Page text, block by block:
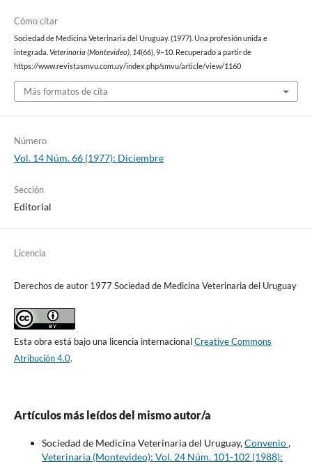
Cómo citar
Sociedad de Medicina Veterinaria del Uruguay. (1977). Una profesión unida e
integrada.Veterinaria (Montevideo), 14(66), 9–10. Recuperado a partir de
https://www.revistasmvu.com.uy/index.php/smvu/article/view/1160
Más formatos de cita
Número
Vol. 14 Núm. 66 (1977): Diciembre
Sección
Editorial
Licencia
Derechos de autor 1977 Sociedad de Medicina Veterinaria del Uruguay
Esta obra está bajo una licencia internacionalCreative Commons
Atribución 4.0.
Artículos más leídos del mismo autor/a
Sociedad de Medicina Veterinaria del Uruguay,Convenio,
Veterinaria (Montevideo): Vol. 24 Núm. 101-102 (1988):